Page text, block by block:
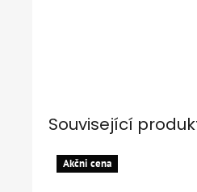
Související
Akčni cena